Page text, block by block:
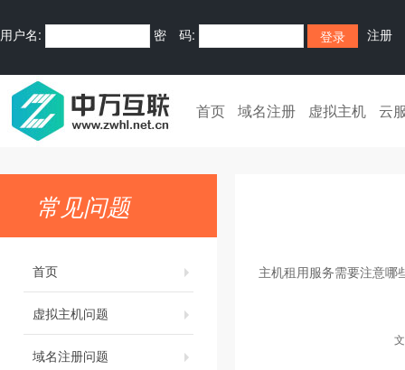
用户名: 密 码: 注册
首页 域名注册 虚拟主机 云
常见问题
首页
虚拟主机问题
域名注册问题
主机租用服务需要注意哪